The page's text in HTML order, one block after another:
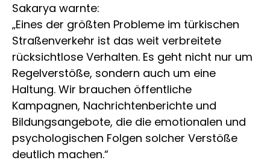
Sakarya warnte:
„Eines der größten Probleme im türkischen
Straßenverkehr ist das weit verbreitete
rücksichtlose Verhalten. Es geht nicht nur um
Regelverstöße, sondern auch um eine
Haltung. Wir brauchen öffentliche
Kampagnen, Nachrichtenberichte und
Bildungsangebote, die die emotionalen und
psychologischen Folgen solcher Verstöße
deutlich machen.“